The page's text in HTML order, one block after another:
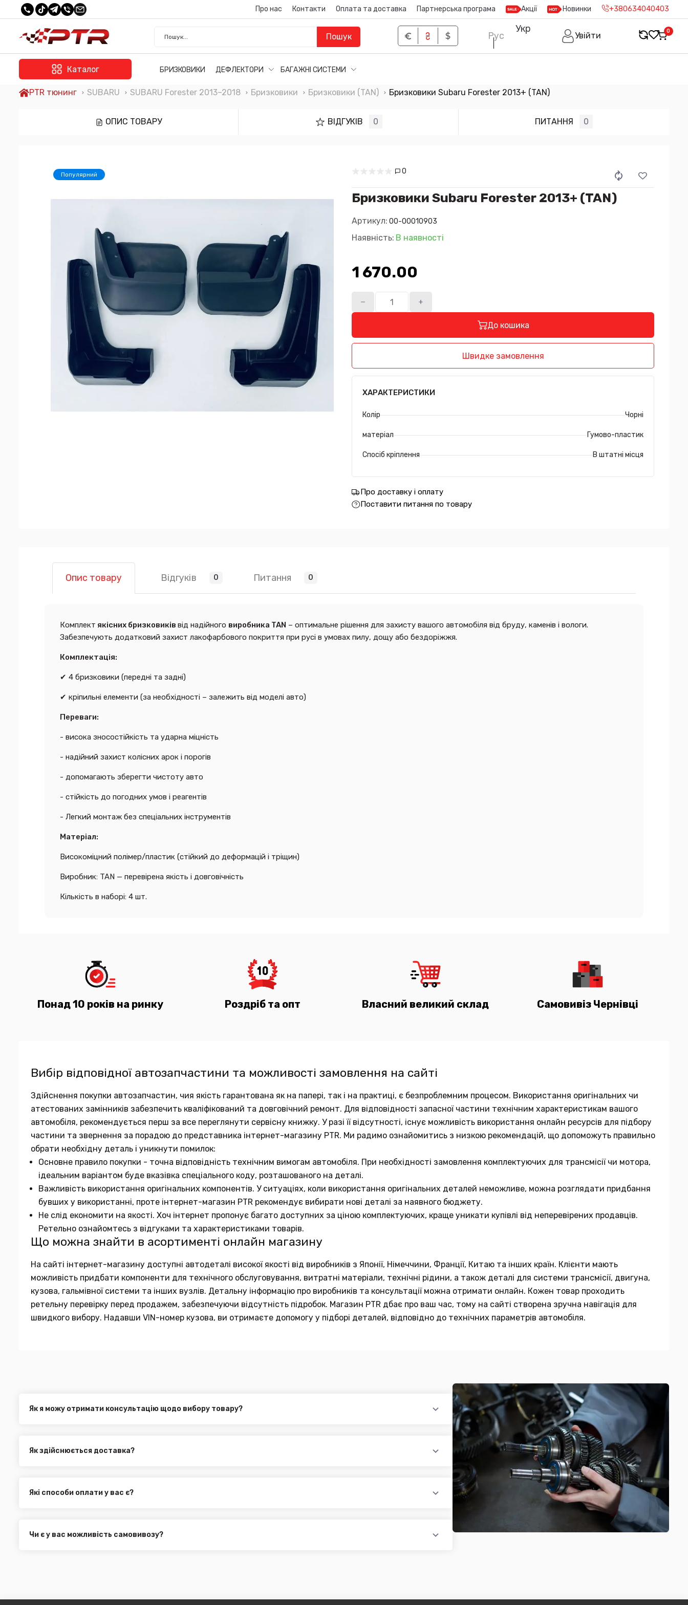
Про нас Контакти Оплата та доставка Партнерська програма Акції Новинки +380634040403
Пошук Рус
Укр
Увійти 0
Каталог БРИЗКОВИКИ ДЕФЛЕКТОРИ БАГАЖНІ СИСТЕМИ
PTR тюнинг SUBARU SUBARU Forester 2013–2018 Бризковики Бризковики (TAN) Бризковики Subaru Forester 2013+ (TAN)
ОПИС ТОВАРУ ВІДГУКІВ 0 ПИТАННЯ 0
Популярний 0
Бризковики Subaru Forester 2013+ (TAN)
Артикул: 00-00010903
Наявність: В наявності
1 670.00₴
До кошика
Швидке замовлення
ХАРАКТЕРИСТИКИ
Колір Чорні
матеріал Гумово-пластик
Спосіб кріплення В штатні місця
Про доставку і оплату
Поставити питання по товару
Опис товару Відгуків 0 Питання 0
Комплект якісних бризковиків від надійного виробника TAN – оптимальне рішення для захисту вашого автомобіля від бруду, каменів і вологи.
Забезпечують додатковий захист лакофарбового покриття при русі в умовах пилу, дощу або бездоріжжя.
Комплектація:
✔ 4 бризковики (передні та задні)
✔ кріпильні елементи (за необхідності – залежить від моделі авто)
Переваги:
- висока зносостійкість та ударна міцність
- надійний захист колісних арок і порогів
- допомагають зберегти чистоту авто
- стійкість до погодних умов і реагентів
- Легкий монтаж без спеціальних інструментів
Матеріал:
Високоміцний полімер/пластик (стійкий до деформацій і тріщин)
Виробник: TAN — перевірена якість і довговічність
Кількість в наборі: 4 шт.
Понад 10 років на ринку Роздріб та опт Власний великий склад Самовивіз Чернівці
Вибір відповідної автозапчастини та можливості замовлення на сайті
Здійснення покупки автозапчастин, чия якість гарантована як на папері, так і на практиці, є безпроблемним процесом. Використання оригінальних чи
атестованих замінників забезпечить кваліфікований та довговічний ремонт. Для відповідності запасної частини технічним характеристикам вашого
автомобіля, рекомендується перш за все переглянути сервісну книжку. У разі її відсутності, існує можливість використання онлайн ресурсів для підбору
частини та звернення за порадою до представника інтернет-магазину PTR. Ми радимо ознайомитись з низкою рекомендацій, що допоможуть правильно
обрати необхідну деталь і уникнути помилок:
Основне правило покупки - точна відповідність технічним вимогам автомобіля. При необхідності замовлення комплектуючих для трансмісії чи мотора,
ідеальним варіантом буде вказівка спеціального коду, розташованого на деталі.
Важливість використання оригінальних компонентів. У ситуаціях, коли використання оригінальних деталей неможливе, можна розглядати придбання
бувших у використанні, проте інтернет-магазин PTR рекомендує вибирати нові деталі за наявного бюджету.
Не слід економити на якості. Хоч інтернет пропонує багато доступних за ціною комплектуючих, краще уникати купівлі від неперевірених продавців.
Ретельно ознайомтесь з відгуками та характеристиками товарів.
Що можна знайти в асортименті онлайн магазину
На сайті інтернет-магазину доступні автодеталі високої якості від виробників з Японії, Німеччини, Франції, Китаю та інших країн. Клієнти мають
можливість придбати компоненти для технічного обслуговування, витратні матеріали, технічні рідини, а також деталі для системи трансмісії, двигуна,
кузова, гальмівної системи та інших вузлів. Детальну інформацію про виробників та консультації можна отримати онлайн. Кожен товар проходить
ретельну перевірку перед продажем, забезпечуючи відсутність підробок. Магазин PTR дбає про ваш час, тому на сайті створена зручна навігація для
швидкого вибору. Надавши VIN-номер кузова, ви отримаєте допомогу у підборі деталей, відповідно до технічних параметрів автомобіля.
Як я можу отримати консультацію щодо вибору товару?
Як здійснюється доставка?
Нова Пошта (термін доставки 1 - 3 дні)
Укр. Пошта (термін доставки 1 - 3 дні за повною передоплатою) для великогабаритного товару
машин, наприклад бампера і спідниці і т.д.).
Які способи оплати у вас є?
Чи є у вас можливість самовивозу?